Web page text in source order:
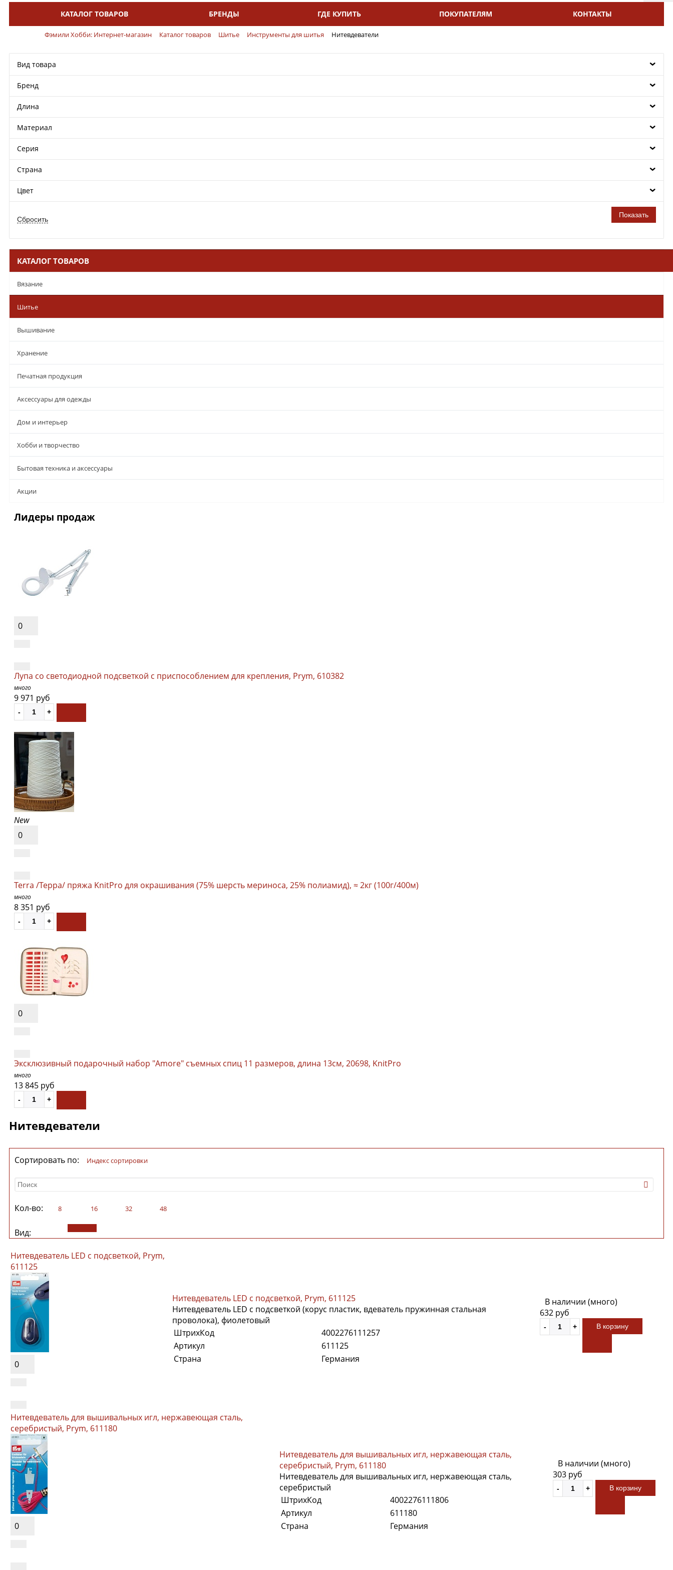
КАТАЛОГ ТОВАРОВ БРЕНДЫ ГДЕ КУПИТЬ ПОКУПАТЕЛЯМ КОНТАКТЫ
Фэмили Хобби: Интернет-магазин Каталог товаров Шитье Инструменты для шитья Нитевдеватели
Вид товара
Бренд
Длина
Материал
Серия
Страна
Цвет
КАТАЛОГ ТОВАРОВ
Вязание
Шитье
Вышивание
Хранение
Печатная продукция
Аксессуары для одежды
Дом и интерьер
Хобби и творчество
Бытовая техника и аксессуары
Aкции
Лидеры продаж
0
Лупа со светодиодной подсветкой с приспособлением для крепления, Prym, 610382
много
9 971 руб
New
0
Terra /Терра/ пряжа KnitPro для окрашивания (75% шерсть мериноса, 25% полиамид), ≈ 2кг (100г/400м)
много
8 351 руб
0
Эксклюзивный подарочный набор "Amore" съемных спиц 11 размеров, длина 13см, 20698, KnitPro
много
13 845 руб
Нитевдеватели
Сортировать по: индекс сортировки
Кол-во: 8 16 32 48
Вид:
Нитевдеватель LED с подсветкой, Prym,
611125
0
Нитевдеватель LED с подсветкой, Prym, 611125
Нитевдеватель LED с подсветкой (корус пластик, вдеватель пружинная стальная
проволока), фиолетовый
ШтрихКод
4002276111257
Артикул
611125
Страна
Германия
В наличии (много)
632 руб
В корзину
Нитевдеватель для вышивальных игл, нержавеющая сталь,
серебристый, Prym, 611180
0
Нитевдеватель для вышивальных игл, нержавеющая сталь,
серебристый, Prym, 611180
Нитевдеватель для вышивальных игл, нержавеющая сталь,
серебристый
ШтрихКод
4002276111806
Артикул
611180
Страна
Германия
В наличии (много)
303 руб
В корзину